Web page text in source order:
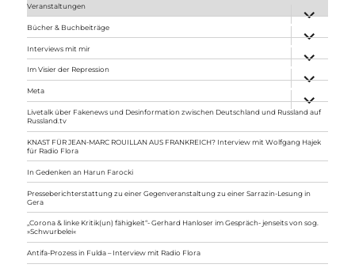
Veranstaltungen
anzeigen
Bücher & Buchbeiträge
anzeigen
Interviews mit mir
anzeigen
Im Visier der Repression
anzeigen
Meta
anzeigen
Livetalk über Fakenews und Desinformation zwischen Deutschland und Russland auf
Russland.tv
KNAST FÜR JEAN-MARC ROUILLAN AUS FRANKREICH? Interview mit Wolfgang Hajek
für Radio Flora
In Gedenken an Harun Farocki
Presseberichterstattung zu einer Gegenveranstaltung zu einer Sarrazin-Lesung in
Gera
„Corona & linke Kritik(un) fähigkeit“- Gerhard Hanloser im Gespräch- jenseits von sog.
»Schwurbelei«
Antifa-Prozess in Fulda – Interview mit Radio Flora